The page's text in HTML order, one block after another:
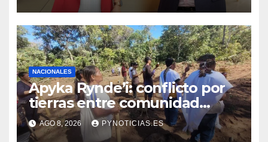
NACIONALES
Apyka Rynde’i: conflicto por
tierras entre comunidad
indígena y un estanciero
brasileño en Amambay
AGO 8, 2026 PYNOTICIAS.ES